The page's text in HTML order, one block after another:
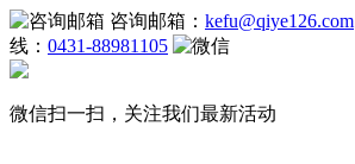
咨询邮箱： kefu@qiye126.com
线： 0431-88981105
微信扫一扫，关注我们最新活动